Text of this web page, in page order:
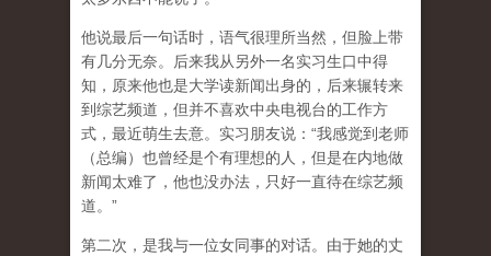
他说最后一句话时，语气很理所当然，但脸上带
有几分无奈。后来我从另外一名实习生口中得
知，原来他也是大学读新闻出身的，后来辗转来
到综艺频道，但并不喜欢中央电视台的工作方
式，最近萌生去意。实习朋友说：“我感觉到老师
（总编）也曾经是个有理想的人，但是在内地做
新闻太难了，他也没办法，只好一直待在综艺频
道。”
第二次，是我与一位女同事的对话。由于她的丈